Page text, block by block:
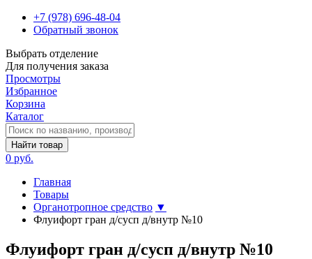
+7 (978) 696-48-04
Обратный звонок
Выбрать отделение
Для получения заказа
Просмотры
Избранное
Корзина
Каталог
Найти товар
0 руб.
Главная
Товары
Органотропное средство ▼
Флуифорт гран д/сусп д/внутр №10
Флуифорт гран д/сусп д/внутр №10